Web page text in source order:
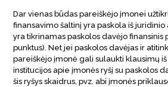
Dar vienas būdas pareiškėjo įmonei
finansavimo šaltinį yra paskola iš juridinio
yra tikrinamas paskolos davėjo finansinis
punktus). Net jei paskolos davėjas ir
pareiškėjo įmonė gali sulaukti klausimų
institucijos apie įmonės ryšį su paskolos
šis ryšys skaidrus, pvz. abi įmonės